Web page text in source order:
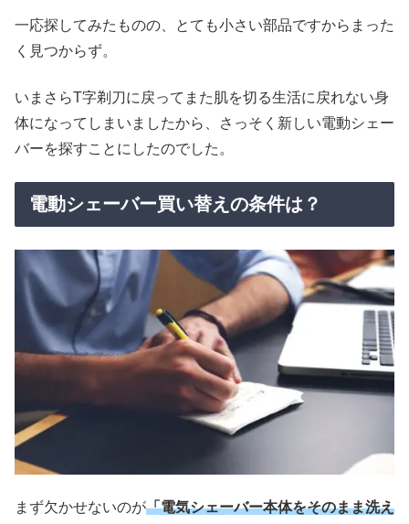
一応探してみたものの、とても小さい部品ですからまった
く見つからず。
いまさらT字剃刀に戻ってまた肌を切る生活に戻れない身
体になってしまいましたから、さっそく新しい電動シェー
バーを探すことにしたのでした。
電動シェーバー買い替えの条件は？
まず欠かせないのが「電気シェーバー本体をそのまま洗え